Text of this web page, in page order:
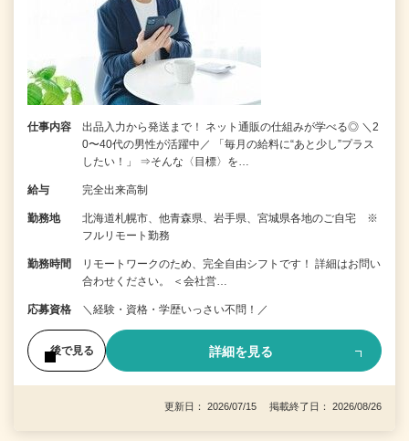
仕事内容
出品入力から発送まで！ ネット通販の仕組みが学べる◎ ＼2
0〜40代の男性が活躍中／ 「毎月の給料に“あと少し”プラス
したい！」 ⇒そんな〈目標〉を…
給与 完全出来高制
勤務地
北海道札幌市、他青森県、岩手県、宮城県各地のご自宅 ※
フルリモート勤務
勤務時間
リモートワークのため、完全自由シフトです！ 詳細はお問い
合わせください。 ＜会社営…
応募資格 ＼経験・資格・学歴いっさい不問！／
後で見る 詳細を見る
更新日： 2026/07/15 掲載終了日： 2026/08/26